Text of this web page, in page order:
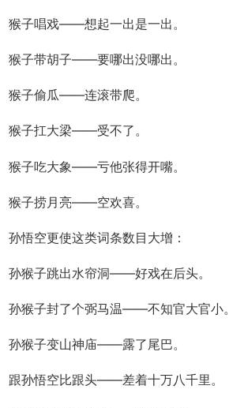
猴子唱戏――想起一出是一出。
猴子带胡子――要哪出没哪出。
猴子偷瓜――连滚带爬。
猴子扛大梁――受不了。
猴子吃大象――亏他张得开嘴。
猴子捞月亮――空欢喜。
孙悟空更使这类词条数目大增：
孙猴子跳出水帘洞――好戏在后头。
孙猴子封了个弼马温――不知官大官小。
孙猴子变山神庙――露了尾巴。
跟孙悟空比跟头――差着十万八千里。